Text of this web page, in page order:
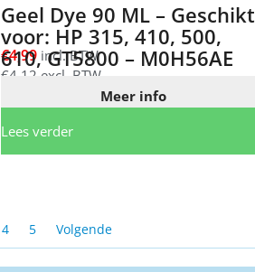
Geel Dye 90 ML – Geschikt
voor: HP 315, 410, 500,
610, GT5800 – M0H56AE
€4,99 incl. BTW
€4,12 excl. BTW
Meer info
Lees verder
4 5 Volgende